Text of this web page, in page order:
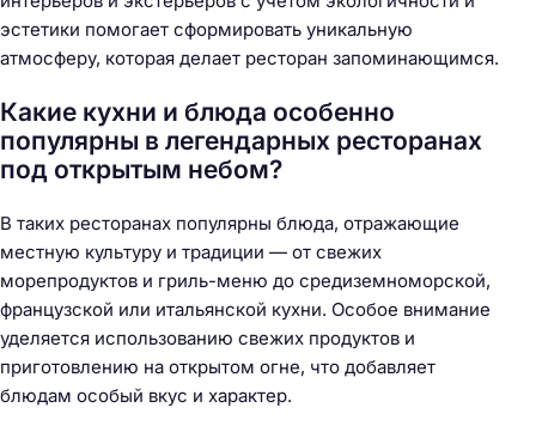
эстетики помогает сформировать уникальную
атмосферу, которая делает ресторан запоминающимся.
Какие кухни и блюда особенно
популярны в легендарных ресторанах
под открытым небом?
В таких ресторанах популярны блюда, отражающие
местную культуру и традиции — от свежих
морепродуктов и гриль-меню до средиземноморской,
французской или итальянской кухни. Особое внимание
уделяется использованию свежих продуктов и
приготовлению на открытом огне, что добавляет
блюдам особый вкус и характер.